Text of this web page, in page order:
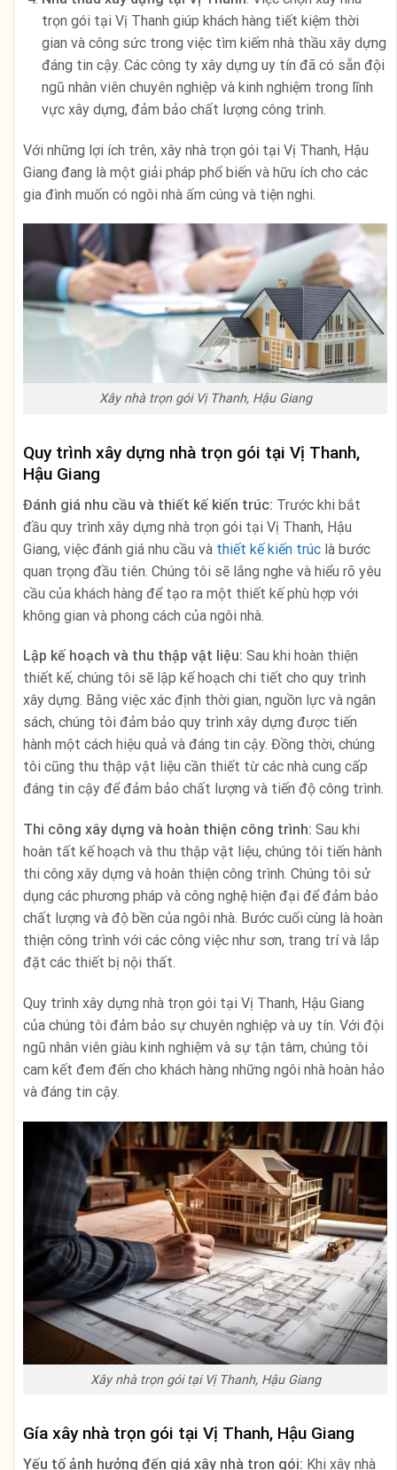
trọn gói tại Vị Thanh giúp khách hàng tiết kiệm thời
gian và công sức trong việc tìm kiếm nhà thầu xây dựng
đáng tin cậy. Các công ty xây dựng uy tín đã có sẵn đội
ngũ nhân viên chuyên nghiệp và kinh nghiệm trong lĩnh
vực xây dựng, đảm bảo chất lượng công trình.
Với những lợi ích trên, xây nhà trọn gói tại Vị Thanh, Hậu
Giang đang là một giải pháp phổ biến và hữu ích cho các
gia đình muốn có ngôi nhà ấm cúng và tiện nghi.
Xây nhà trọn gói Vị Thanh, Hậu Giang
Quy trình xây dựng nhà trọn gói tại Vị Thanh,
Hậu Giang
Đánh giá nhu cầu và thiết kế kiến trúc: Trước khi bắt
đầu quy trình xây dựng nhà trọn gói tại Vị Thanh, Hậu
Giang, việc đánh giá nhu cầu và thiết kế kiến trúc là bước
quan trọng đầu tiên. Chúng tôi sẽ lắng nghe và hiểu rõ yêu
cầu của khách hàng để tạo ra một thiết kế phù hợp với
không gian và phong cách của ngôi nhà.
Lập kế hoạch và thu thập vật liệu: Sau khi hoàn thiện
thiết kế, chúng tôi sẽ lập kế hoạch chi tiết cho quy trình
xây dựng. Bằng việc xác định thời gian, nguồn lực và ngân
sách, chúng tôi đảm bảo quy trình xây dựng được tiến
hành một cách hiệu quả và đáng tin cậy. Đồng thời, chúng
tôi cũng thu thập vật liệu cần thiết từ các nhà cung cấp
đáng tin cậy để đảm bảo chất lượng và tiến độ công trình.
Thi công xây dựng và hoàn thiện công trình: Sau khi
hoàn tất kế hoạch và thu thập vật liệu, chúng tôi tiến hành
thi công xây dựng và hoàn thiện công trình. Chúng tôi sử
dụng các phương pháp và công nghệ hiện đại để đảm bảo
chất lượng và độ bền của ngôi nhà. Bước cuối cùng là hoàn
thiện công trình với các công việc như sơn, trang trí và lắp
đặt các thiết bị nội thất.
Quy trình xây dựng nhà trọn gói tại Vị Thanh, Hậu Giang
của chúng tôi đảm bảo sự chuyên nghiệp và uy tín. Với đội
ngũ nhân viên giàu kinh nghiệm và sự tận tâm, chúng tôi
cam kết đem đến cho khách hàng những ngôi nhà hoàn hảo
và đáng tin cậy.
Xây nhà trọn gói tại Vị Thanh, Hậu Giang
Gía xây nhà trọn gói tại Vị Thanh, Hậu Giang
Yếu tố ảnh hưởng đến giá xây nhà trọn gói: Khi xây nhà